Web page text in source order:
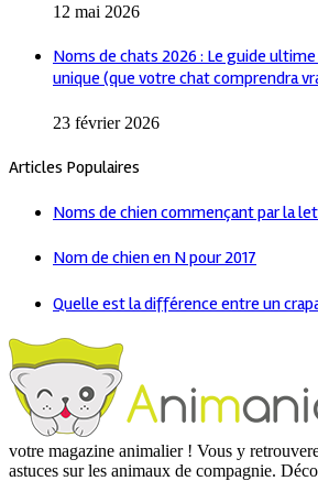
12 mai 2026
Noms de chats 2026 : Le guide
unique (que votre chat comprendra
23 février 2026
Articles Populaires
Noms de chien commençant par la
Nom de chien en N pour 2017
Quelle est la différence entre un
votre magazine animalier ! Vous y
astuces sur les animaux de compagnie.